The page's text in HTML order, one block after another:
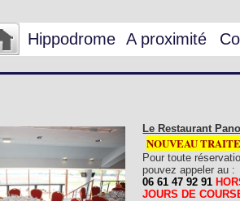
Hippodrome A proximité
Le Restaurant
NOUVEAU
Pour toute
pouvez appeler au :
06 61 47 92 91
JOURS DE